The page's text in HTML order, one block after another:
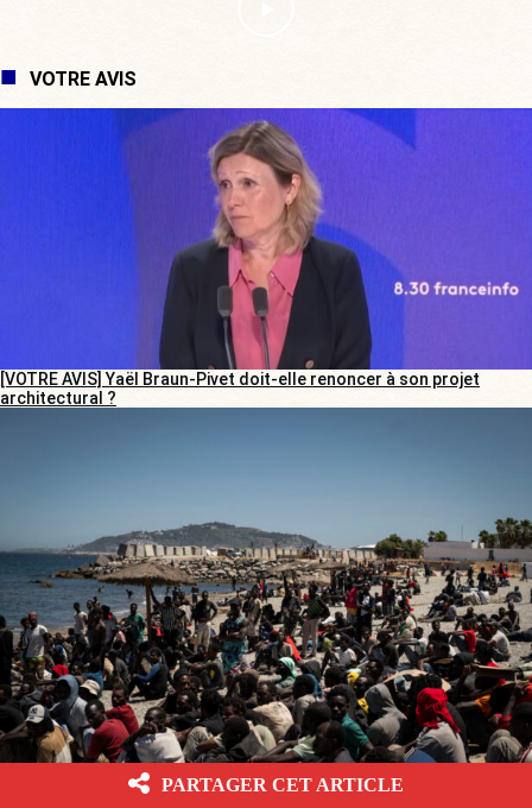
VOTRE AVIS
[VOTRE AVIS] Yaël Braun-Pivet doit-elle renoncer à son projet
architectural ?
[VOTRE AVIS] Craignez-vous, prochainement, une vague migratoire
PARTAGER CET ARTICLE